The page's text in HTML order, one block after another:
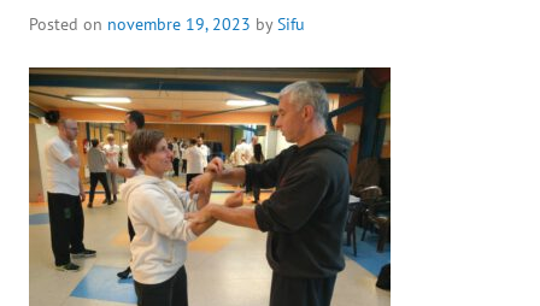
Posted on novembre 19, 2023 bySifu